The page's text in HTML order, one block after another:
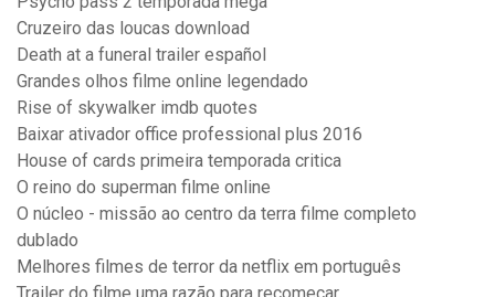
Cruzeiro das loucas download
Death at a funeral trailer español
Grandes olhos filme online legendado
Rise of skywalker imdb quotes
Baixar ativador office professional plus 2016
House of cards primeira temporada critica
O reino do superman filme online
O núcleo - missão ao centro da terra filme completo
dublado
Melhores filmes de terror da netflix em português